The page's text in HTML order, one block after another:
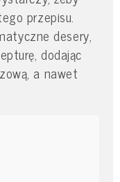
przepisu.
desery,
dodając
a nawet